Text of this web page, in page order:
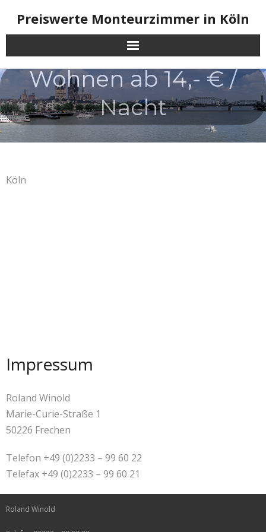
Preiswerte Monteurzimmer in Köln
Wohnen ab 14,- € /
Nacht
Köln
Impressum
Roland Winold
Marie-Curie-Straße 1
50226 Frechen
Telefon +49 (0)2233 – 99 60 22
Telefax +49 (0)2233 – 99 60 21
Roland Winold